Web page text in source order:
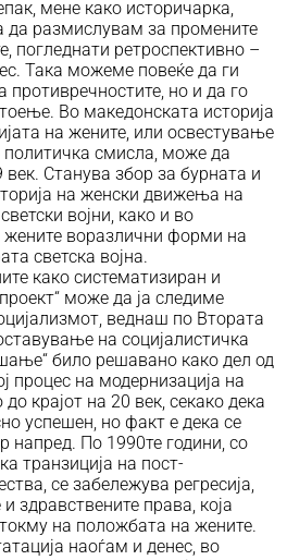
мене како историчарка,
да размислувам за промените
погледнати ретроспективно –
Така можеме повеќе да ги
противречностите, но и да го
Во македонската историја
на жените, или освестување
политичка смисла, може да
век. Станува збор за бурната и
на женски движења на
војни, како и во
воразлични форми на
светска војна.
како систематизиран и
може да ја следиме
веднаш по Втората
на социјалистичка
било решавано како дел од
процес на модернизација на
крајот на 20 век, секако дека
успешен, но факт е дека се
напред. По 1990те години, со
транзиција на пост-
се забележува регресија,
здравствените права, која
на положбата на жените.
наоѓам и денес, во